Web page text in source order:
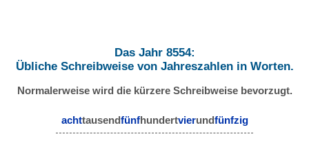
Das Jahr 8554:
Übliche Schreibweise von Jahreszahlen in Worten.
Normalerweise wird die kürzere Schreibweise bevorzugt.
achttausendfünfhundertvierundfünfzig